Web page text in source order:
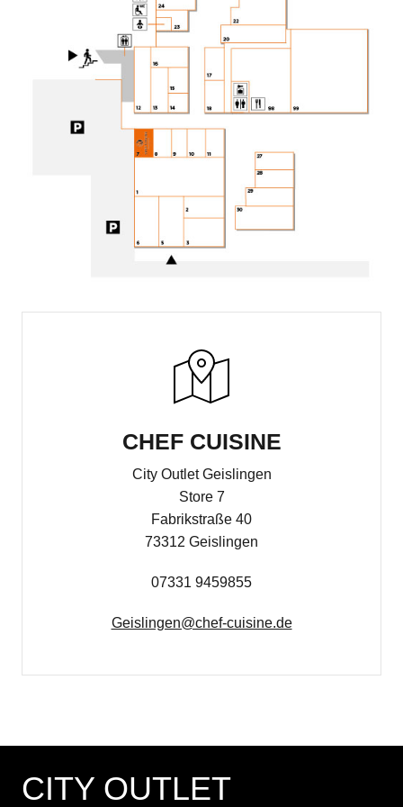
CHEF CUISINE
City Outlet Geislingen
Store 7
Fabrikstraße 40
73312 Geislingen
07331 9459855
Geislingen@chef-cuisine.de
CITY OUTLET